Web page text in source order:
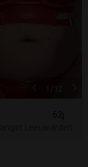
1 /12
62j